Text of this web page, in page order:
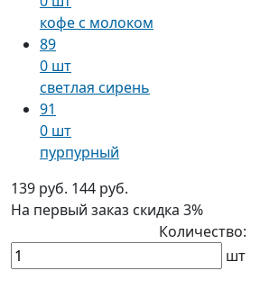
кофе с молоком
89
0 шт
светлая сирень
91
0 шт
пурпурный
139 руб. 144 руб.
На первый заказ скидка 3%
Количество:
шт